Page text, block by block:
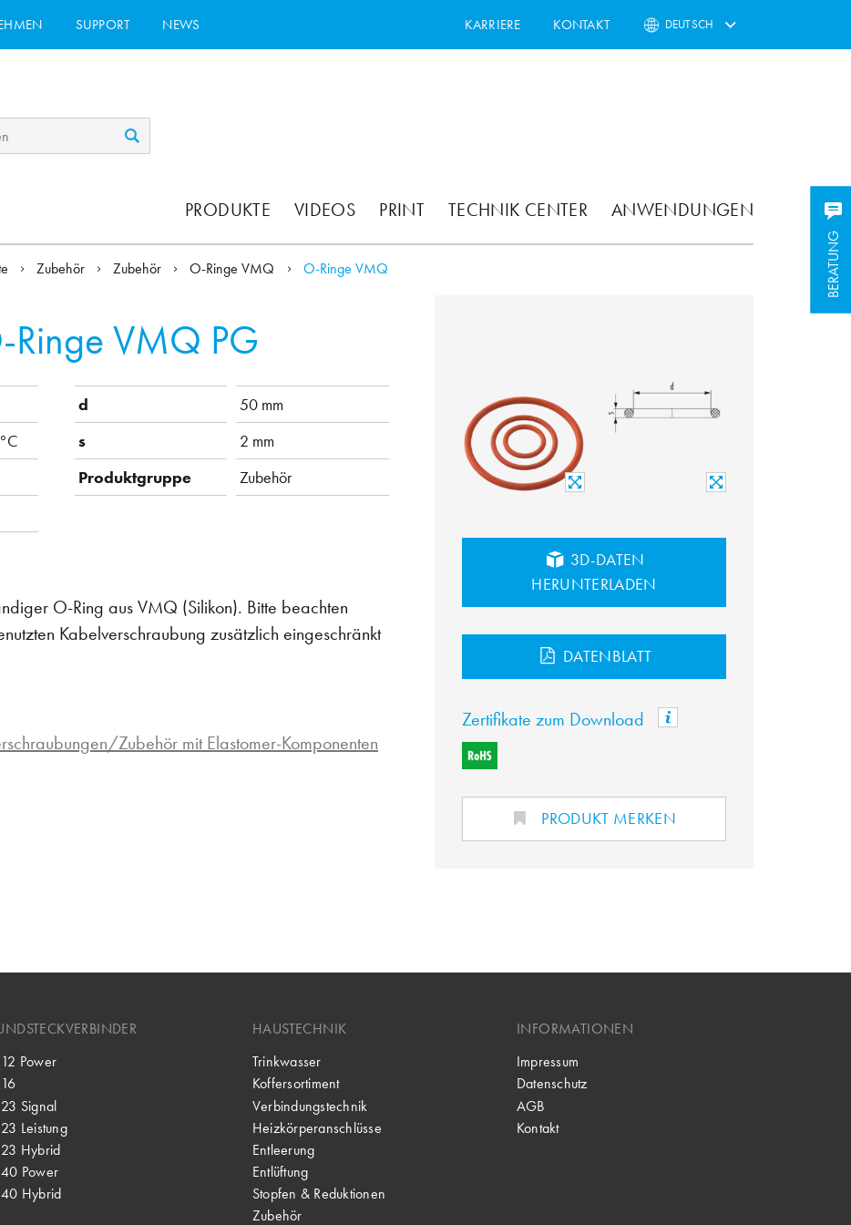
SUPPORT NEWS KARRIERE KONTAKT DEUTSCH
PRODUKTE VIDEOS PRINT TECHNIK CENTER ANWENDUNGEN
BERATUNG
BERATUNG
Zubehör Zubehör O-Ringe VMQ O-Ringe VMQ
Ringe VMQ PG
d
50 mm
s
2 mm
Produktgruppe
Zubehör
O-Ring aus VMQ (Silikon). Bitte beachten
Kabelverschraubung zusätzlich eingeschränkt
Zubehör mit Elastomer-Komponenten
3D-DATEN
HERUNTERLADEN
DATENBLATT
Zertifikate zum Download
PRODUKT MERKEN
Power
Signal
Leistung
Hybrid
Power
Hybrid
HAUSTECHNIK
Trinkwasser
Koffersortiment
Verbindungstechnik
Heizkörperanschlüsse
Entleerung
Entlüftung
Stopfen & Reduktionen
Zubehör
INFORMATIONEN
Impressum
Datenschutz
AGB
Kontakt